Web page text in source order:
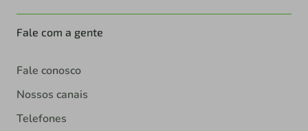
Fale com a gente
Fale conosco
Nossos canais
Telefones